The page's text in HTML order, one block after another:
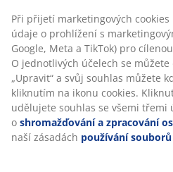
Při přijetí marketingových
údaje o prohlížení s
Google, Meta a TikTok) pro
O jednotlivých účelech se můžete
„Upravit“ a svůj souhlas můžete
kliknutím na ikonu cookies.
udělujete souhlas se všemi třemi
o shromažďování a zpracování
naší zásadách používání